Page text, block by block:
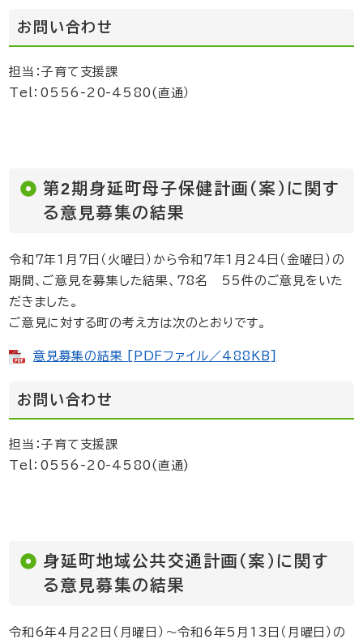
お問い合わせ
担当：子育て支援課
Tel：0556-20-4580(直通）
第2期身延町母子保健計画（案）に関す
る意見募集の結果
令和7年1月7日（火曜日）から令和7年1月24日（金曜日）の
期間、ご意見を募集した結果、78名 55件のご意見をいた
だきました。
ご意見に対する町の考え方は次のとおりです。
意見募集の結果 [PDFファイル／488KB]
お問い合わせ
担当：子育て支援課
Tel：0556-20-4580(直通)
身延町地域公共交通計画（案）に関す
る意見募集の結果
令和6年4月22日（月曜日）～令和6年5月13日（月曜日）の